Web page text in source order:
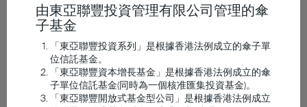
由東亞聯豐投資管理有限公司管理的傘
子基金
「東亞聯豐投資系列」是根據香港法例成立的傘子單
位信託基金。
「東亞聯豐資本增長基金」是根據香港法例成立的傘
子單位信託基金(同時為一個核准匯集投資基金)。
「東亞聯豐開放式基金型公司」是根據香港法例成立